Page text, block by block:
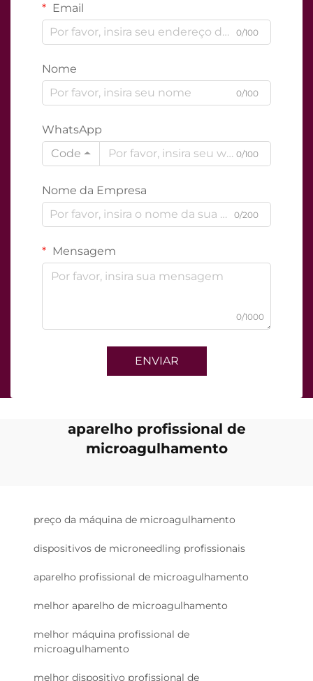
Email
0/100
Nome
0/100
WhatsApp
Code
0/100
Nome da Empresa
0/200
Mensagem
0/1000
ENVIAR
aparelho profissional de
microagulhamento
preço da máquina de microagulhamento
dispositivos de microneedling profissionais
aparelho profissional de microagulhamento
melhor aparelho de microagulhamento
melhor máquina profissional de
microagulhamento
melhor dispositivo profissional de